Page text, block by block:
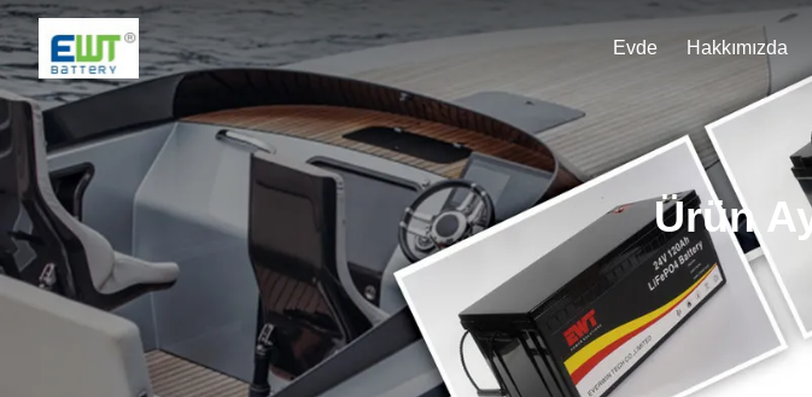
Evde Hakkımızda
Ürün